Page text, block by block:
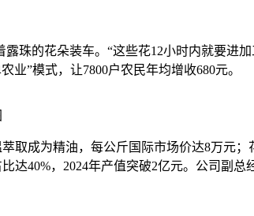
的花朵装车。“这些花12小时内就要进
业”模式，让7800户农民年均增收680元。
成为精油，每公斤国际市场价达8万元；
达40%，2024年产值突破2亿元。公司副